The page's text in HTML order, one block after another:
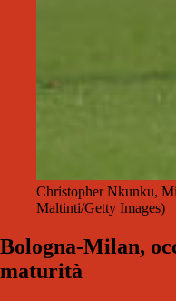
Christopher Nkunku,
Maltinti/Getty Images)
Bologna-Milan,
maturità